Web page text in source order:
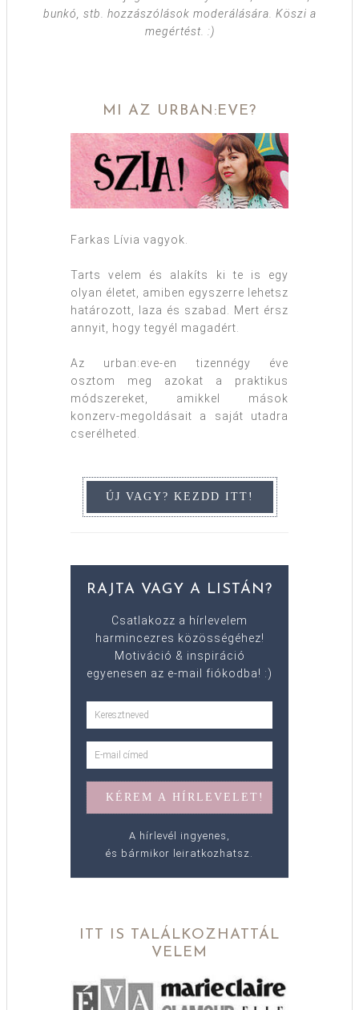
bunkó, stb. hozzászólások moderálására. Köszi a
megértést. :)
MI AZ URBAN:EVE?
Farkas Lívia vagyok.
Tarts velem és alakíts ki te is egy
olyan életet, amiben egyszerre lehetsz
határozott, laza és szabad. Mert érsz
annyit, hogy tegyél magadért.
Az urban:eve-en tizennégy éve
osztom meg azokat a praktikus
módszereket, amikkel mások
konzerv-megoldásait a saját utadra
cserélheted.
RAJTA VAGY A LISTÁN?
Csatlakozz a hírlevelem
harmincezres közösségéhez!
Motiváció & inspiráció
egyenesen az e-mail fiókodba! :)
A hírlevél ingyenes,
és bármikor leiratkozhatsz.
ITT IS TALÁLKOZHATTÁL
VELEM